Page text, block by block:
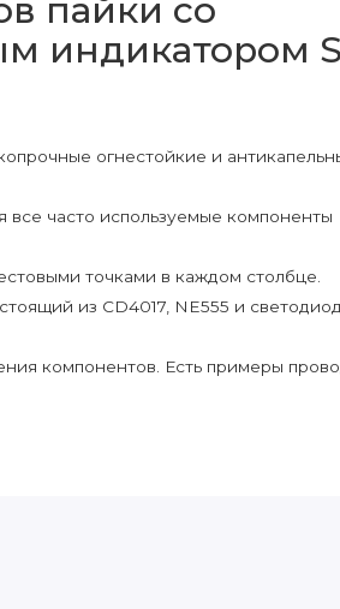
пайки со
индикатором
огнестойкие и
все часто используемые компоненты
точками в каждом столбце.
из CD4017, NE555 и
компонентов. Есть примеры